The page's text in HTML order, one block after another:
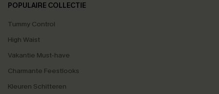
POPULAIRE COLLECTIE
Tummy Control
High Waist
Vakantie Must-have
Charmante Feestlooks
Kleuren Schitteren